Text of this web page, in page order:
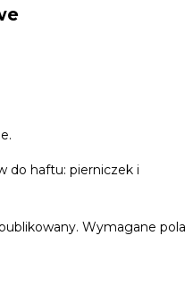
do haftu: pierniczek i
Wymagane pola